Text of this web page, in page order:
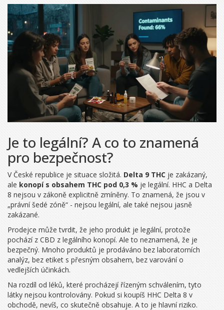
Je to legální? A co to znamená
pro bezpečnost?
V České republice je situace složitá. Delta 9 THC je zakázaný,
ale konopí s obsahem THC pod 0,3 % je legální. HHC a Delta
8 nejsou v zákoně explicitně zmíněny. To znamená, že jsou v
„právní šedé zóně“ - nejsou legální, ale také nejsou jasně
zakázané.
Prodejce může tvrdit, že jeho produkt je legální, protože
pochází z CBD z legálního konopí. Ale to neznamená, že je
bezpečný. Mnoho produktů je prodáváno bez laboratorních
analýz, bez etiket s přesným obsahem, bez varování o
vedlejších účinkách.
Na rozdíl od léků, které procházejí řízeným schválením, tyto
látky nejsou kontrolovány. Pokud si koupíš HHC Delta 8 v
obchodě, nevíš, co skutečně obsahuje. A to je hlavní riziko.